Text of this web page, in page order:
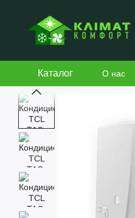
Каталог О нас
Блог